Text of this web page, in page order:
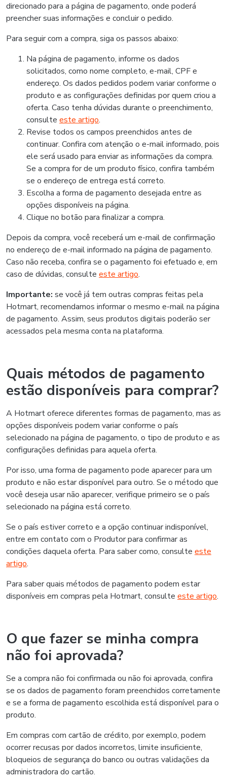
direcionado para a página de pagamento, onde poderá
preencher suas informações e concluir o pedido.
Para seguir com a compra, siga os passos abaixo:
Na página de pagamento, informe os dados
solicitados, como nome completo, e-mail, CPF e
endereço. Os dados pedidos podem variar conforme o
produto e as configurações definidas por quem criou a
oferta. Caso tenha dúvidas durante o preenchimento,
consulte este artigo.
Revise todos os campos preenchidos antes de
continuar. Confira com atenção o e-mail informado, pois
ele será usado para enviar as informações da compra.
Se a compra for de um produto físico, confira também
se o endereço de entrega está correto.
Escolha a forma de pagamento desejada entre as
opções disponíveis na página.
Clique no botão para finalizar a compra.
Depois da compra, você receberá um e-mail de confirmação
no endereço de e-mail informado na página de pagamento.
Caso não receba, confira se o pagamento foi efetuado e, em
caso de dúvidas, consulte este artigo.
Importante: se você já tem outras compras feitas pela
Hotmart, recomendamos informar o mesmo e-mail na página
de pagamento. Assim, seus produtos digitais poderão ser
acessados pela mesma conta na plataforma.
Quais métodos de pagamento
estão disponíveis para comprar?
A Hotmart oferece diferentes formas de pagamento, mas as
opções disponíveis podem variar conforme o país
selecionado na página de pagamento, o tipo de produto e as
configurações definidas para aquela oferta.
Por isso, uma forma de pagamento pode aparecer para um
produto e não estar disponível para outro. Se o método que
você deseja usar não aparecer, verifique primeiro se o país
selecionado na página está correto.
Se o país estiver correto e a opção continuar indisponível,
entre em contato com o Produtor para confirmar as
condições daquela oferta. Para saber como, consulte este
artigo.
Para saber quais métodos de pagamento podem estar
disponíveis em compras pela Hotmart, consulte este artigo.
O que fazer se minha compra
não foi aprovada?
Se a compra não foi confirmada ou não foi aprovada, confira
se os dados de pagamento foram preenchidos corretamente
e se a forma de pagamento escolhida está disponível para o
produto.
Em compras com cartão de crédito, por exemplo, podem
ocorrer recusas por dados incorretos, limite insuficiente,
bloqueios de segurança do banco ou outras validações da
administradora do cartão.